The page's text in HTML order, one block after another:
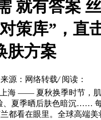
就有答案
策库”，直
肤方案
来源：网络转载/ 阅读：
上海 —— 夏秋换季时节，
、夏季晒后肤色暗沉……
都看在眼里。全球高端美